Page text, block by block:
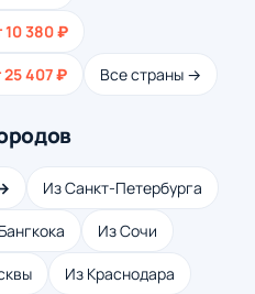
10 380 ₽
25 407 ₽ Все страны →
Из Санкт-Петербурга
Из Сочи
Из Краснодара